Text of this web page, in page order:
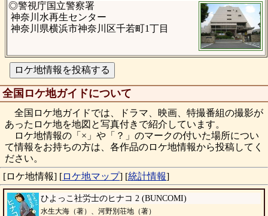
◎警視庁国立警察署
神奈川水再生センター
神奈川県横浜市神奈川区千若町1丁目
全国ロケ地ガイドについて
全国ロケ地ガイドでは、ドラマ、映画、特撮番組の撮影が
あったロケ地を地図と写真付きで紹介しています。
ロケ地情報の「×」や「？」のマークの付いた場所につい
て情報をお持ちの方は、各作品のロケ地情報から投稿してく
ださい。
[ロケ地情報] [ロケ地マップ] [統計情報]
ひよっこ社労士のヒナコ 2 (BUNCOMI)
水生大海（著）、河野別荘地（著）